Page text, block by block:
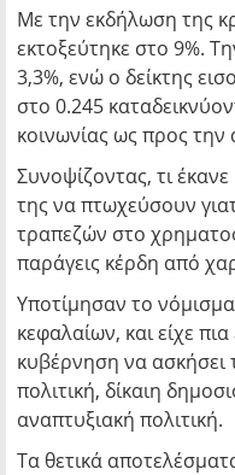
Με την εκδήλωση της
εκτοξεύτηκε στο 9%.
3,3%, ενώ ο δείκτης
στο 0.245
κοινωνίας ως προς την
Συνοψίζοντας, τι
της να πτωχεύσουν
τραπεζών στο
παράγεις κέρδη από
Υποτίμησαν το
κεφαλαίων, και είχε
κυβέρνηση να ασκήσει
πολιτική, δίκαιη
αναπτυξιακή πολιτική.
Τα θετικά